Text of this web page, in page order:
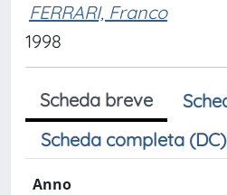
FERRARI, Franco
1998
Scheda breve
Scheda completa (DC)
Anno